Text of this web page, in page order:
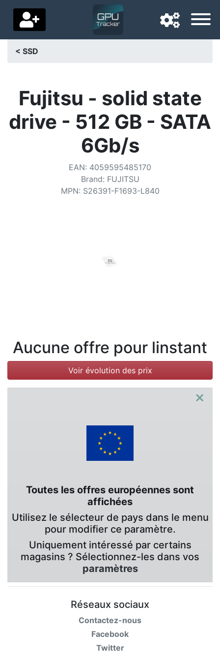
Pays de livraison
Accueil
< SSD
Fujitsu - solid state
drive - 512 GB - SATA
6Gb/s
EAN: 4059595485170
Brand: FUJITSU
MPN: S26391-F1693-L840
Aucune offre pour linstant
Voir évolution des prix
×
Toutes les offres européennes sont
affichées
Utilisez le sélecteur de pays dans le menu
pour modifier ce paramètre.
Uniquement intéressé par certains
magasins ? Sélectionnez-les dans vos
paramètres
Réseaux sociaux
Contactez-nous
Facebook
Twitter